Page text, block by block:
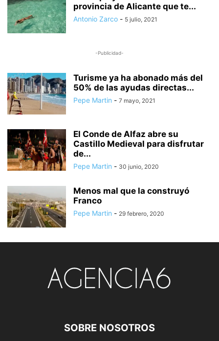
provincia de Alicante que te...
Antonio Zarco - 5 julio, 2021
-Publicidad-
Turisme ya ha abonado más del
50% de las ayudas directas...
Pepe Martin - 7 mayo, 2021
El Conde de Alfaz abre su
Castillo Medieval para disfrutar
de...
Pepe Martin - 30 junio, 2020
Menos mal que la construyó
Franco
Pepe Martin - 29 febrero, 2020
SOBRE NOSOTROS